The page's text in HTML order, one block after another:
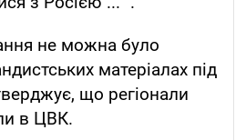
не можна було
матеріалах під
що регіонали
в ЦВК.